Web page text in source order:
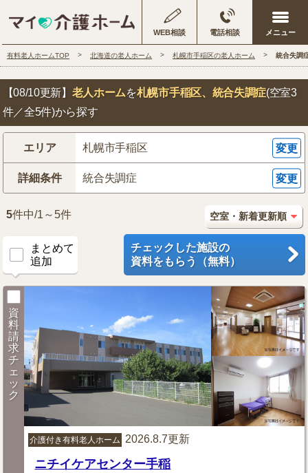
WEB相談 電話相談
有料老人ホームTOP 北海道の老人ホーム 札幌市手稲区の老人ホーム 統合失調
【08/10更新】 老人ホームを札幌市手稲区、統合失調症(空室3
件／全5件)から探す
エリア 札幌市手稲区 変更
詳細条件 統合失調症 変更
5件中/1～5件
まとめて
追加
チェックした施設の
資料をもらう（無料）
資
料
請
求
チ
ェ
ッ
ク
介護付き有料老人ホーム 2026.8.7更新
ニチイケアセンター手稲